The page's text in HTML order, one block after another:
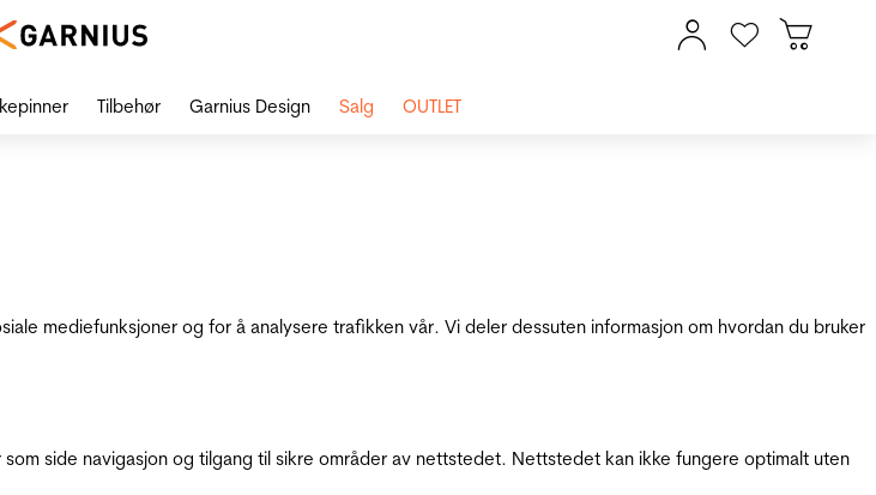
mediefunksjoner og for å analysere trafikken vår. Vi deler dessuten informasjon om hvordan du bruker
side navigasjon og tilgang til sikre områder av nettstedet. Nettstedet kan ikke fungere optimalt uten
Tilbehør Garnius Design Salg OUTLET